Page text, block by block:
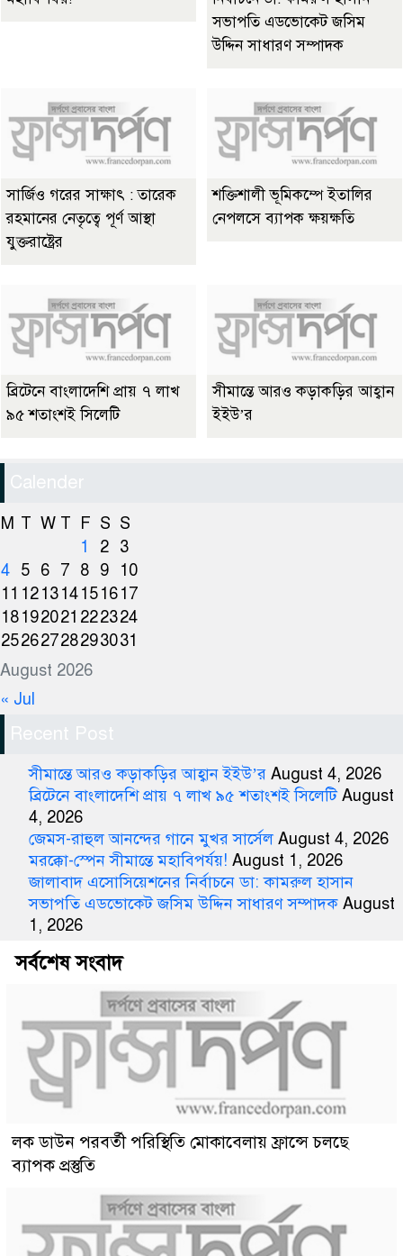
সভাপতি এডভোকেট জসিম
উদ্দিন সাধারণ সম্পাদক
সার্জিও গরের সাক্ষাৎ : তারেক
রহমানের নেতৃত্বে পূর্ণ আস্থা
যুক্তরাষ্ট্রের
শক্তিশালী ভূমিকম্পে ইতালির
নেপলসে ব্যাপক ক্ষয়ক্ষতি
ব্রিটেনে বাংলাদেশি প্রায় ৭ লাখ
৯৫ শতাংশই সিলেটি
সীমান্তে আরও কড়াকড়ির আহ্বান
ইইউ’র
Calender
August 2026
M T W T F S S
1
2 3
4 5 6 7 8 9
10
11 121314151617
18192021 222324
25262728293031
« Jul
Recent Post
সীমান্তে আরও কড়াকড়ির আহ্বান ইইউ’র August 4, 2026
ব্রিটেনে বাংলাদেশি প্রায় ৭ লাখ ৯৫ শতাংশই সিলেটি August
4, 2026
জেমস-রাহুল আনন্দের গানে মুখর সার্সেল August 4, 2026
মরক্কো-স্পেন সীমান্তে মহাবিপর্যয়! August 1, 2026
জালাবাদ এসোসিয়েশনের নির্বাচনে ডা: কামরুল হাসান
সভাপতি এডভোকেট জসিম উদ্দিন সাধারণ সম্পাদক August
1, 2026
সর্বশেষ সংবাদ
লক ডাউন পরবর্তী পরিস্থিতি মোকাবেলায় ফ্রান্সে চলছে
ব্যাপক প্রস্তুতি